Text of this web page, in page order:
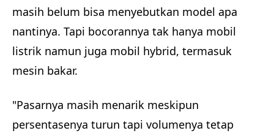
masih belum bisa menyebutkan model apa
nantinya. Tapi bocorannya tak hanya mobil
listrik namun juga mobil hybrid, termasuk
mesin bakar.
"Pasarnya masih menarik meskipun
persentasenya turun tapi volumenya tetap